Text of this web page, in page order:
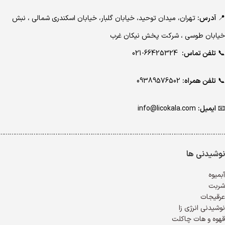
📍 آدرس: تهران، میدان توحید، خیابان گلبار، خیابان اسکندری شمالی ، نبش
خیابان طوسی ، شرکت پخش نیکان غرب
📞 تلفن تماس:
📞 تلفن همراه:
📧ایمیل:
نوشیدنی ها
آبمیوه
شربت
عرقیجات
نوشیدنی انرژی زا
قهوه و هات چاکلت